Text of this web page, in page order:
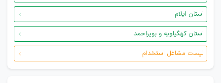
استان ایلام
استان کهگیلویه و بویراحمد
لیست مشاغل استخدام